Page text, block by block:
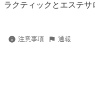
ラクティックとエステサ
注意事項 通報